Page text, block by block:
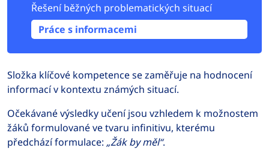
Řešení běžných problematických situací
Práce s informacemi
Složka klíčové kompetence se zaměřuje na hodnocení
informací v kontextu známých situací.
Očekávané výsledky učení jsou vzhledem k možnostem
žáků formulované ve tvaru infinitivu, kterému
předchází formulace: „Žák by měl“.